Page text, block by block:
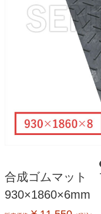
合成ゴムマット
930×1860×6mm